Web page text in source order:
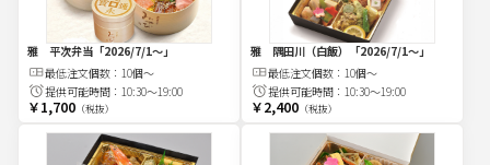
雅 平次弁当「2026/7/1～」
最低注文個数： 10個～
提供可能時間： 10:30～19:00
￥1,700（税抜）
雅 隅田川（白飯）
「2026/7/1～」
最低注文個数： 10個～
提供可能時間： 10:30～19:00
￥2,400（税抜）